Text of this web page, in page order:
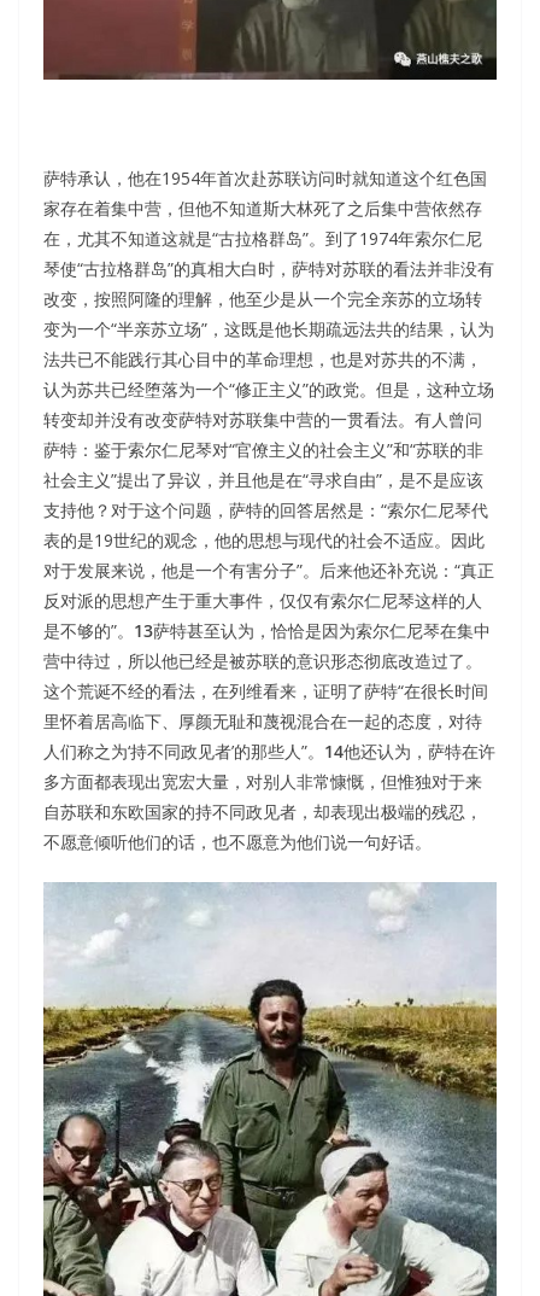
萨特承认，他在1954年首次赴苏联访问时就知道这个红色国
家存在着集中营，但他不知道斯大林死了之后集中营依然存
在，尤其不知道这就是“古拉格群岛”。到了1974年索尔仁尼
琴使“古拉格群岛”的真相大白时，萨特对苏联的看法并非没有
改变，按照阿隆的理解，他至少是从一个完全亲苏的立场转
变为一个“半亲苏立场”，这既是他长期疏远法共的结果，认为
法共已不能践行其心目中的革命理想，也是对苏共的不满，
认为苏共已经堕落为一个“修正主义”的政党。但是，这种立场
转变却并没有改变萨特对苏联集中营的一贯看法。有人曾问
萨特：鉴于索尔仁尼琴对“官僚主义的社会主义”和“苏联的非
社会主义”提出了异议，并且他是在“寻求自由”，是不是应该
支持他？对于这个问题，萨特的回答居然是：“索尔仁尼琴代
表的是19世纪的观念，他的思想与现代的社会不适应。因此
对于发展来说，他是一个有害分子”。后来他还补充说：“真正
反对派的思想产生于重大事件，仅仅有索尔仁尼琴这样的人
是不够的”。 13萨特甚至认为，恰恰是因为索尔仁尼琴在集中
营中待过，所以他已经是被苏联的意识形态彻底改造过了。
这个荒诞不经的看法，在列维看来，证明了萨特“在很长时间
里怀着居高临下、厚颜无耻和蔑视混合在一起的态度，对待
人们称之为‘持不同政见者’的那些人”。 14他还认为，萨特在许
多方面都表现出宽宏大量，对别人非常慷慨，但惟独对于来
自苏联和东欧国家的持不同政见者，却表现出极端的残忍，
不愿意倾听他们的话，也不愿意为他们说一句好话。